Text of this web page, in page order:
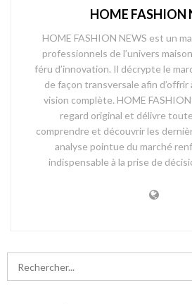
HOME FASHION
HOME FASHION NEWS est un
professionnels de l’univers
féru d’innovation. Il décrypte le
de façon transversale afin
vision complète. HOME
regard original et délivre
comprendre et découvrir les
analyse pointue du marché
indispensable à la prise de